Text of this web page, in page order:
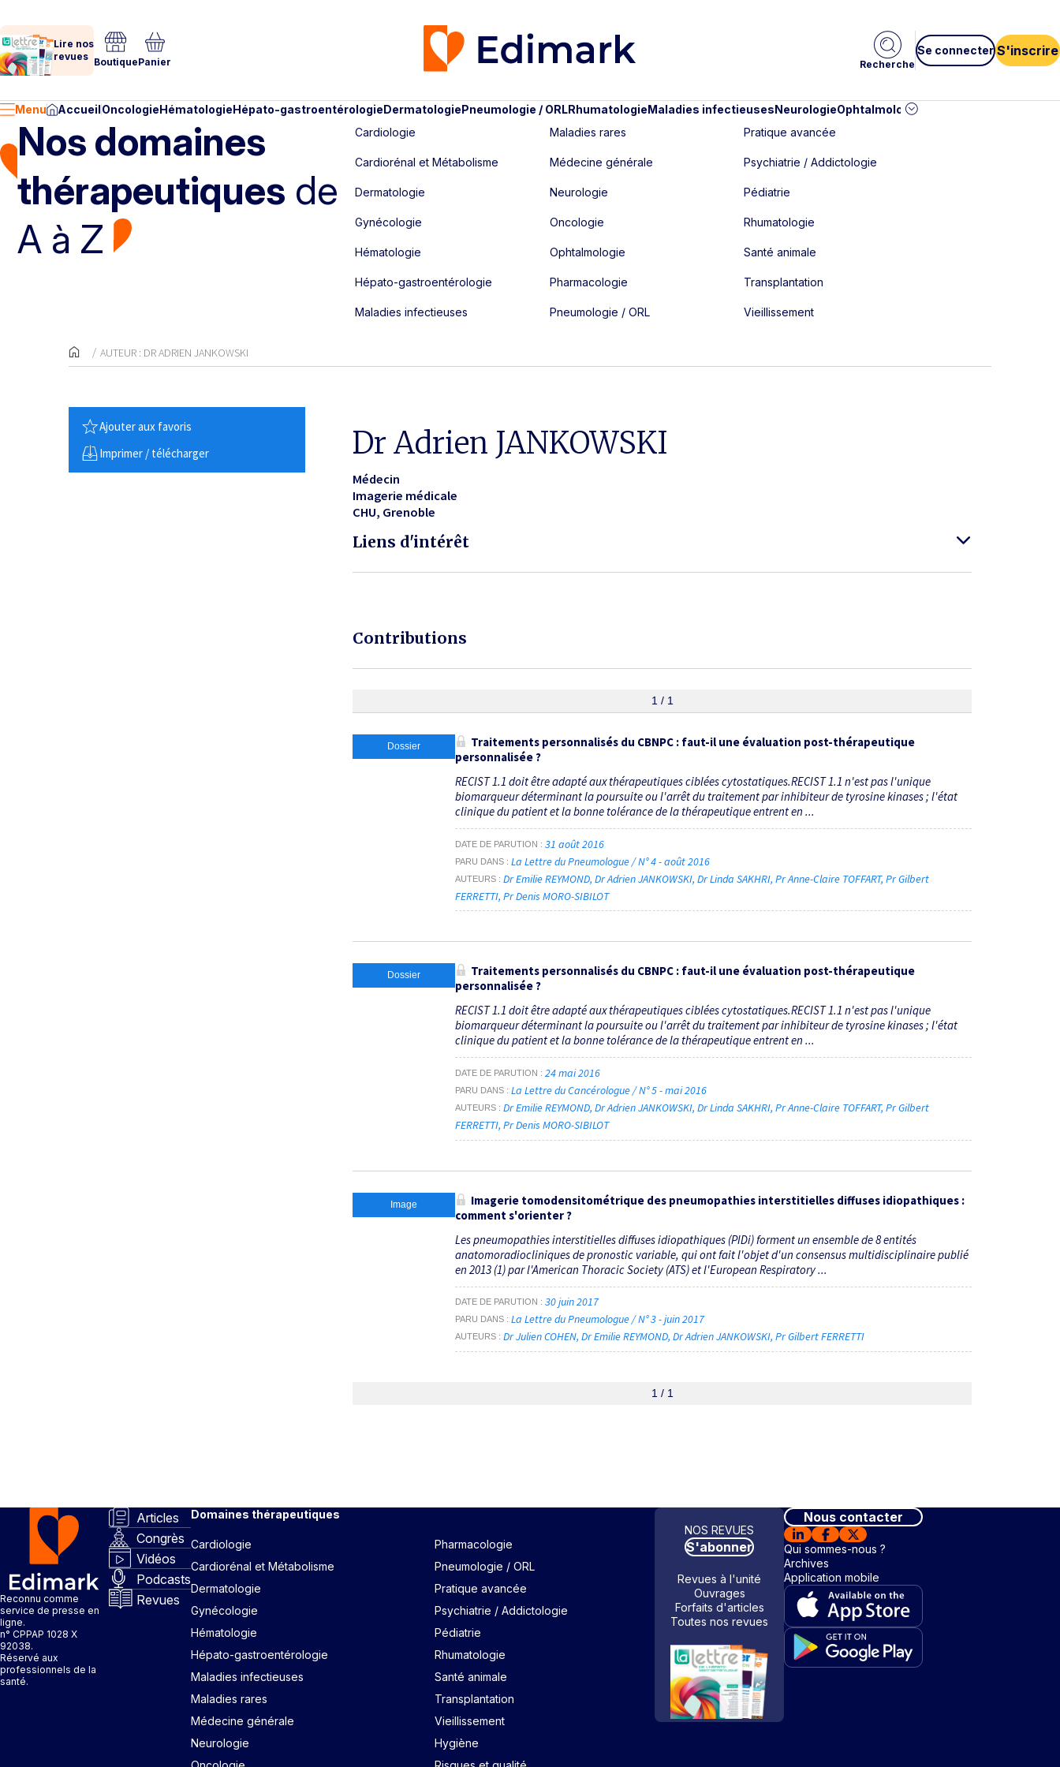
Lire nos
revues BoutiquePanier Recherche
Se connecter S'inscrire
Menu AccueilOncologieHématologieHépato-gastroentérologieDermatologiePneumologie / ORLRhumatologieMaladies infectieusesNeurologieOphtalmologie
Nos domaines
thérapeutiques de
A à Z
Cardiologie
Cardiorénal et Métabolisme
Dermatologie
Gynécologie
Hématologie
Hépato-gastroentérologie
Maladies infectieuses
Maladies rares
Médecine générale
Neurologie
Oncologie
Ophtalmologie
Pharmacologie
Pneumologie / ORL
Pratique avancée
Psychiatrie / Addictologie
Pédiatrie
Rhumatologie
Santé animale
Transplantation
Vieillissement
AUTEUR : DR ADRIEN JANKOWSKI
Ajouter aux favoris
Imprimer / télécharger
Dr Adrien JANKOWSKI
Médecin
Imagerie médicale
CHU Grenoble
Liens d'intérêt
Contributions
1 / 1
Dossier
Traitements personnalisés du CBNPC : faut-il une évaluation post-thérapeutique
personnalisée ?
RECIST 1.1 doit être adapté aux thérapeutiques ciblées cytostatiques.RECIST 1.1 n'est pas l'unique
biomarqueur déterminant la poursuite ou l'arrêt du traitement par inhibiteur de tyrosine kinases ; l'état
clinique du patient et la bonne tolérance de la thérapeutique entrent en ...
DATE DE PARUTION 31 août 2016
PARU DANS La Lettre du Pneumologue / N° 4 - août 2016
AUTEURS Dr Emilie REYMOND Dr Adrien JANKOWSKI Dr Linda SAKHRI Pr Anne-Claire TOFFART Pr Gilbert
FERRETTI Pr Denis MORO-SIBILOT
Dossier
Traitements personnalisés du CBNPC : faut-il une évaluation post-thérapeutique
personnalisée ?
RECIST 1.1 doit être adapté aux thérapeutiques ciblées cytostatiques.RECIST 1.1 n'est pas l'unique
biomarqueur déterminant la poursuite ou l'arrêt du traitement par inhibiteur de tyrosine kinases ; l'état
clinique du patient et la bonne tolérance de la thérapeutique entrent en ...
DATE DE PARUTION 24 mai 2016
PARU DANS La Lettre du Cancérologue / N° 5 - mai 2016
AUTEURS Dr Emilie REYMOND Dr Adrien JANKOWSKI Dr Linda SAKHRI Pr Anne-Claire TOFFART Pr Gilbert
FERRETTI Pr Denis MORO-SIBILOT
Image
Imagerie tomodensitométrique des pneumopathies interstitielles diffuses idiopathiques :
comment s'orienter ?
Les pneumopathies interstitielles diffuses idiopathiques (PIDi) forment un ensemble de 8 entités
anatomoradiocliniques de pronostic variable, qui ont fait l'objet d'un consensus multidisciplinaire publié
en 2013 (1) par l'American Thoracic Society (ATS) et l'European Respiratory ...
DATE DE PARUTION 30 juin 2017
PARU DANS La Lettre du Pneumologue / N° 3 - juin 2017
AUTEURS Dr Julien COHEN Dr Emilie REYMOND Dr Adrien JANKOWSKI Pr Gilbert FERRETTI
1 / 1
Reconnu comme
service de presse en
ligne.
n° CPPAP 1028 X
92038.
Réservé aux
professionnels de la
santé.
Articles
Congrès
Vidéos
Podcasts
Revues
Domaines thérapeutiques
Cardiologie
Cardiorénal et Métabolisme
Dermatologie
Gynécologie
Hématologie
Hépato-gastroentérologie
Maladies infectieuses
Maladies rares
Médecine générale
Neurologie
Pharmacologie
Pneumologie / ORL
Pratique avancée
Psychiatrie / Addictologie
Pédiatrie
Rhumatologie
Santé animale
Transplantation
Vieillissement
Hygiène
NOS REVUES
S'abonner
Revues à l'unité
Ouvrages
Forfaits d'articles
Toutes nos revues
Nous contacter
Qui sommes-nous ?
Archives
Application mobile